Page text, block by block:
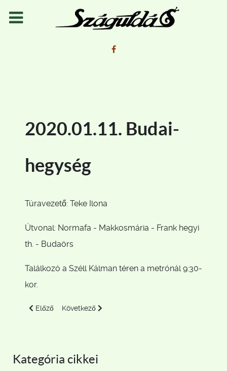
2020.01.11. Budai-
hegység
Túravezető: Teke Ilona
Útvonal: Normafa - Makkosmária - Frank hegyi
th. - Budaörs
Találkozó a Széll Kálman téren a metrónál 9:30-
kor.
Előző cikk: 2020. szeptember Dunamenti kerékpártúra
Előző Következő cikk: 2019.11.24. Börzsöny
Következő
Kategória cikkei